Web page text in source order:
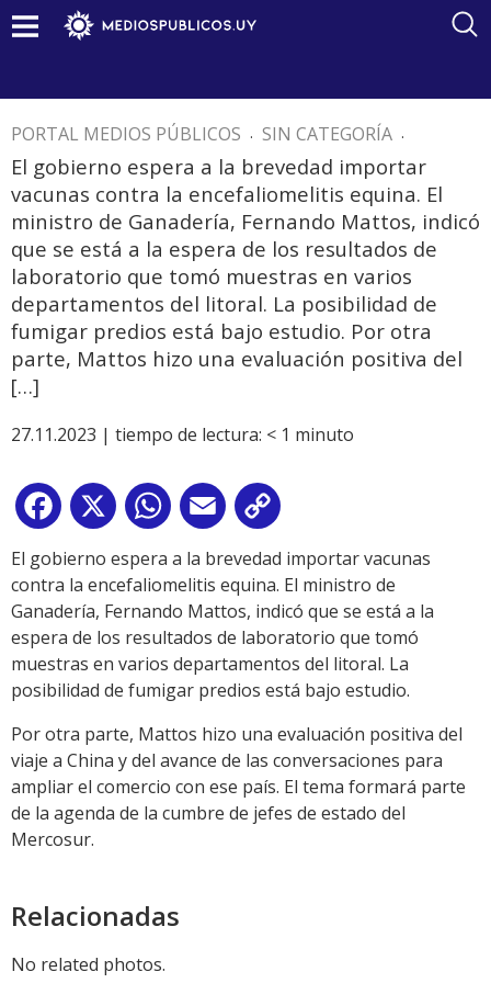
PORTAL MEDIOS PÚBLICOS . SIN CATEGORÍA .
El gobierno espera a la brevedad importar
vacunas contra la encefaliomelitis equina. El
ministro de Ganadería, Fernando Mattos, indicó
que se está a la espera de los resultados de
laboratorio que tomó muestras en varios
departamentos del litoral. La posibilidad de
fumigar predios está bajo estudio. Por otra
parte, Mattos hizo una evaluación positiva del
[…]
27.11.2023 | tiempo de lectura: < 1 minuto
Facebook
X WhatsApp
Email
Link
El gobierno espera a la brevedad importar vacunas
contra la encefaliomelitis equina. El ministro de
Ganadería, Fernando Mattos, indicó que se está a la
espera de los resultados de laboratorio que tomó
muestras en varios departamentos del litoral. La
posibilidad de fumigar predios está bajo estudio.
Por otra parte, Mattos hizo una evaluación positiva del
viaje a China y del avance de las conversaciones para
ampliar el comercio con ese país. El tema formará parte
de la agenda de la cumbre de jefes de estado del
Mercosur.
Relacionadas
No related photos.